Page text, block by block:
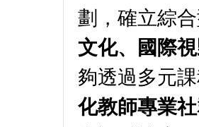
劃，確立綜
文化、國際
夠透過多元
化教師專業